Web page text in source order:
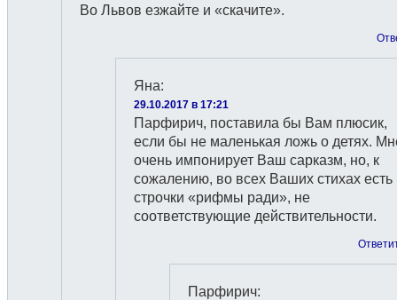
Во Львов езжайте и «скачите».
Яна:
29.10.2017 в 17:21
Парфирич, поставила бы Вам плюсик,
если бы не маленькая ложь о детях.
очень импонирует Ваш сарказм, но, к
сожалению, во всех Ваших стихах есть
строчки «рифмы ради», не
соответствующие действительности.
Парфирич: